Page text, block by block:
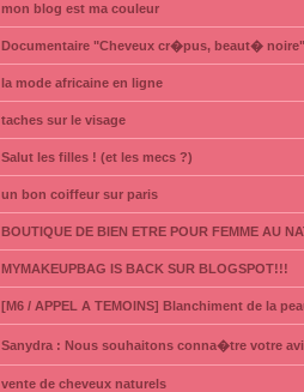
mon blog est ma couleur
Documentaire "Cheveux cr�pus, beaut�
la mode africaine en ligne
taches sur le visage
Salut les filles ! (et les mecs ?)
un bon coiffeur sur paris
BOUTIQUE DE BIEN ETRE POUR FEMME AU
MYMAKEUPBAG IS BACK SUR BLOGSPOT!!!
[M6 / APPEL A TEMOINS] Blanchiment de la
Sanydra : Nous souhaitons conna�tre votre
vente de cheveux naturels